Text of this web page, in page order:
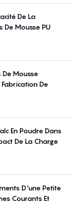
De La
De Mousse PU
De Mousse
De
En Poudre Dans
De La Charge
D'une Petite
Courants Et